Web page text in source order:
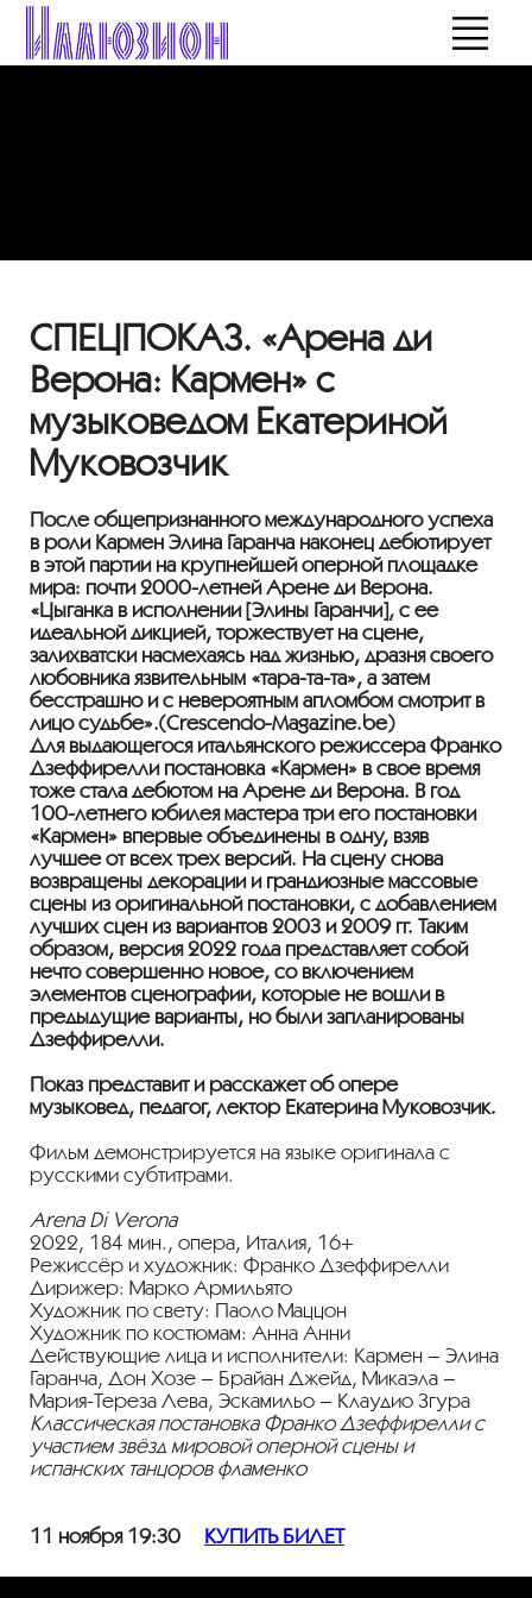
СПЕЦПОКАЗ. «Арена ди
Верона: Кармен» с
музыковедом Екатериной
Муковозчик
После общепризнанного международного успеха
в роли Кармен Элина Гаранча наконец дебютирует
в этой партии на крупнейшей оперной площадке
мира: почти 2000-летней Арене ди Верона.
«Цыганка в исполнении [Элины Гаранчи], с её
идеальной дикцией, торжествует на сцене,
залихватски насмехаясь над жизнью, дразня своего
любовника язвительным «тара-та-та», а затем
бесстрашно и с невероятным апломбом смотрит в
лицо судьбе».(Crescendo-Magazine.be)
Для выдающегося итальянского режиссёра Франко
Дзеффирелли постановка «Кармен» в своё время
тоже стала дебютом на Арене ди Верона. В год
100-летнего юбилея мастера три его постановки
«Кармен» впервые объединены в одну, взяв
лучшее от всех трёх версий. На сцену снова
возвращены декорации и грандиозные массовые
сцены из оригинальной постановки, с добавлением
лучших сцен из вариантов 2003 и 2009 гг. Таким
образом, версия 2022 года представляет собой
нечто совершенно новое, со включением
элементов сценографии, которые не вошли в
предыдущие варианты, но были запланированы
Дзеффирелли.
Показ представит и расскажет об опере
музыковед, педагог, лектор Екатерина Муковозчик.
Фильм демонстрируется на языке оригинала с
русскими субтитрами.
Arena Di Verona
2022, 184 мин., опера, Италия, 16+
Режиссёр и художник: Франко Дзеффирелли
Дирижер: Марко Армильято
Художник по свету: Паоло Маццон
Художник по костюмам: Анна Анни
Действующие лица и исполнители: Кармен – Элина
Гаранча, Дон Хозе – Брайан Джейд, Микаэла –
Мария-Тереза Лева, Эскамильо – Клаудио Згура
Классическая постановка Франко Дзеффирелли с
участием звёзд мировой оперной сцены и
испанских танцоров фламенко
11 ноября 19:30 КУПИТЬ БИЛЕТ